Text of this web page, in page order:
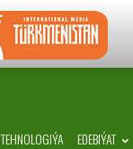
TEHNOLOGIÝA EDEBIÝAT